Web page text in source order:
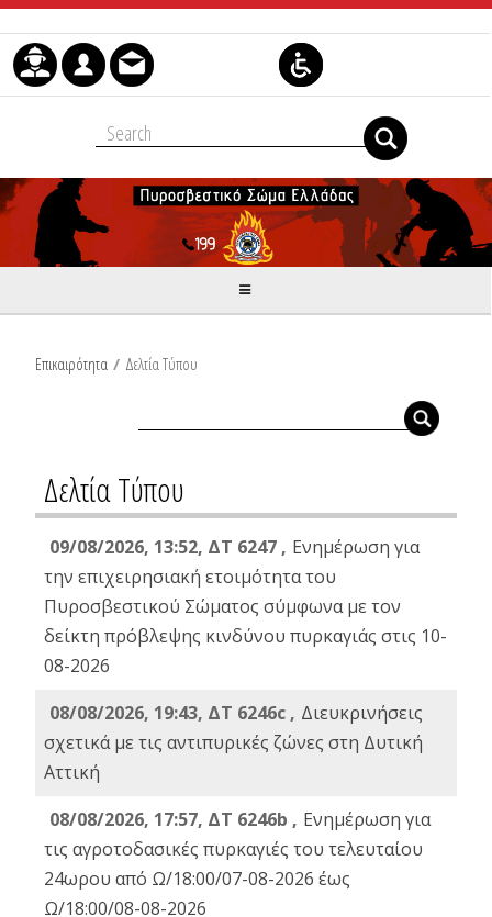
Μετάβαση στο περιεχόμενο
Επικαιρότητα / Δελτία Τύπου
Δελτία Τύπου
09/08/2026, 13:52, ΔΤ 6247 , Ενημέρωση για
την επιχειρησιακή ετοιμότητα του
Πυροσβεστικού Σώματος σύμφωνα με τον
δείκτη πρόβλεψης κινδύνου πυρκαγιάς στις 10-
08-2026
08/08/2026, 19:43, ΔT 6246c , Διευκρινήσεις
σχετικά με τις αντιπυρικές ζώνες στη Δυτική
Αττική
08/08/2026, 17:57, ΔΤ 6246b , Ενημέρωση για
τις αγροτοδασικές πυρκαγιές του τελευταίου
24ωρου από Ω/18:00/07-08-2026 έως
Ω/18:00/08-08-2026